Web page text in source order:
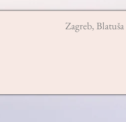
Zagreb, Blatuša